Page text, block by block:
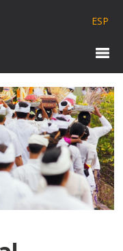
ESP